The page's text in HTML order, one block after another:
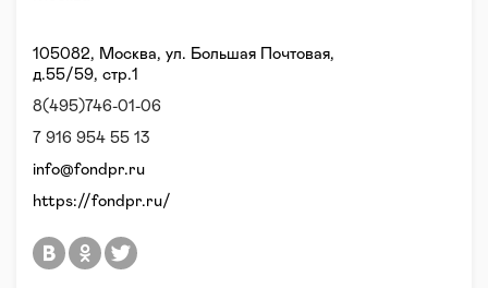
105082, Москва, ул. Большая Почтовая,
д.55/59, стр.1
8(495)746-01-06
7 916 954 55 13
info@fondpr.ru
https://fondpr.ru/